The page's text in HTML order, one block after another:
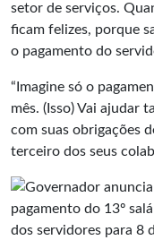
setor de serviços.
ficam felizes, porque
o pagamento do
“Imagine só o
mês. (Isso) Vai ajudar
com suas obrigações
terceiro dos seus